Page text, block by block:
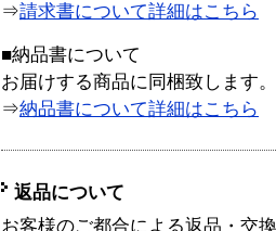
⇒請求書について詳細はこちら
■納品書について
お届けする商品に同梱致します。
⇒納品書について詳細はこちら
返品について
お客様のご都合による返品・交